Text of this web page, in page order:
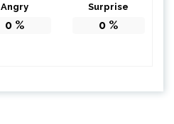
Angry
0 %
Surprise
0 %